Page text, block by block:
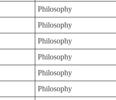
Philosophy
Philosophy
Philosophy
Philosophy
Philosophy
Philosophy